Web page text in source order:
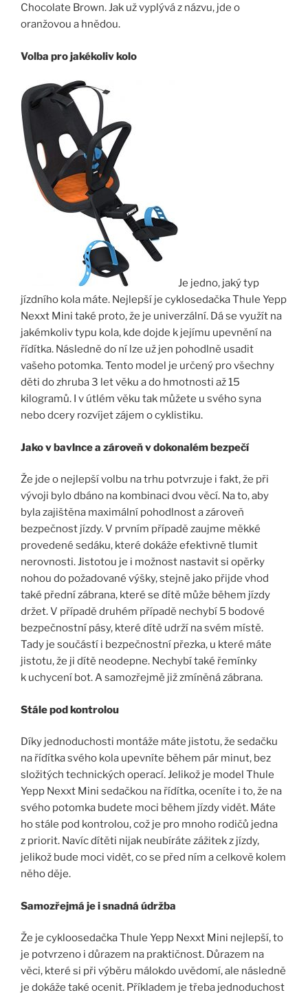
Chocolate Brown. Jak už vyplývá z názvu, jde o
oranžovou a hnědou.
Volba pro jakékoliv kolo
Je jedno, jaký typ
jízdního kola máte. Nejlepší je cyklosedačka Thule Yepp
Nexxt Mini také proto, že je univerzální. Dá se využít na
jakémkoliv typu kola, kde dojde k jejímu upevnění na
řídítka. Následně do ní lze už jen pohodlně usadit
vašeho potomka. Tento model je určený pro všechny
děti do zhruba 3 let věku a do hmotnosti až 15
kilogramů. I v útlém věku tak můžete u svého syna
nebo dcery rozvíjet zájem o cyklistiku.
Jako v bavlnce a zároveň v dokonalém bezpečí
Že jde o nejlepší volbu na trhu potvrzuje i fakt, že při
vývoji bylo dbáno na kombinaci dvou věcí. Na to, aby
byla zajištěna maximální pohodlnost a zároveň
bezpečnost jízdy. V prvním případě zaujme měkké
provedené sedáku, které dokáže efektivně tlumit
nerovnosti. Jistotou je i možnost nastavit si opěrky
nohou do požadované výšky, stejně jako přijde vhod
také přední zábrana, které se dítě může během jízdy
držet. V případě druhém případě nechybí 5 bodové
bezpečnostní pásy, které dítě udrží na svém místě.
Tady je součástí i bezpečnostní přezka, u které máte
jistotu, že ji dítě neodepne. Nechybí také řemínky
k uchycení bot. A samozřejmě již zmíněná zábrana.
Stále pod kontrolou
Díky jednoduchosti montáže máte jistotu, že sedačku
na řídítka svého kola upevníte během pár minut, bez
složitých technických operací. Jelikož je model Thule
Yepp Nexxt Mini sedačkou na řídítka, oceníte i to, že na
svého potomka budete moci během jízdy vidět. Máte
ho stále pod kontrolou, což je pro mnoho rodičů jedna
z priorit. Navíc dítěti nijak neubíráte zážitek z jízdy,
jelikož bude moci vidět, co se před ním a celkově kolem
něho děje.
Samozřejmá je i snadná údržba
Že je cykloosedačka Thule Yepp Nexxt Mini nejlepší, to
je potvrzeno i důrazem na praktičnost. Důrazem na
věci, které si při výběru málokdo uvědomí, ale následně
je dokáže také ocenit. Příkladem je třeba jednoduchost